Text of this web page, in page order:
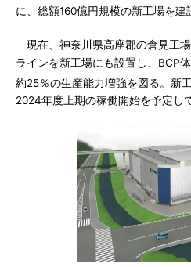
に、総額160億円規模の新工場を建
現在、神奈川県高座郡の倉見工
ラインを新工場にも設置し、BCP
約25％の生産能力増強を図る。新
2024年度上期の稼働開始を予定し